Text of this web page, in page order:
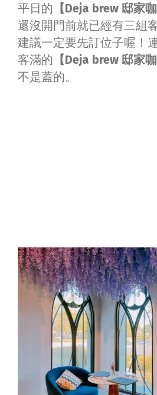
平日的 【Deja brew 邸家咖
還沒開門前就已經有三組
建議一定要先訂位子喔！
客滿的 【Deja brew 邸家咖
不是蓋的。